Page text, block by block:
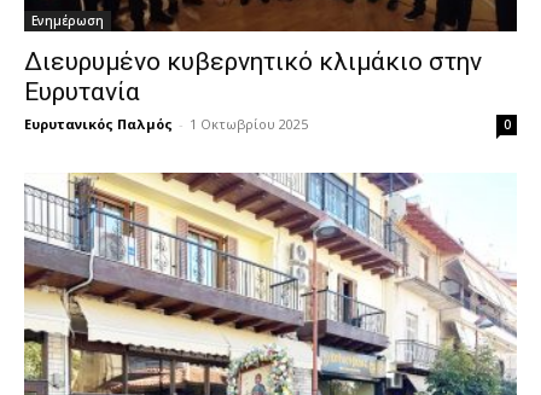
Ενημέρωση
Διευρυμένο κυβερνητικό κλιμάκιο στην
Ευρυτανία
Ευρυτανικός Παλμός - 1 Οκτωβρίου 2025 0